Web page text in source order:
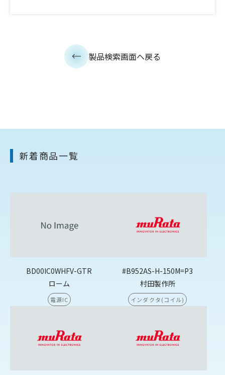
製品検索画面へ戻る
新着商品一覧
BD00IC0WHFV-GTR
ローム
電源IC
#B952AS-H-150M=P3
村田製作所
インダクタ(コイル)